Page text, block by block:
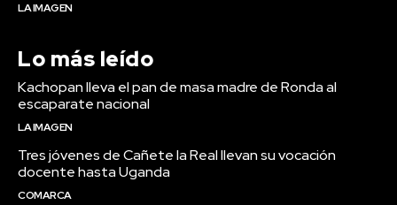
LA IMAGEN
Lo más leído
Kachopan lleva el pan de masa madre de Ronda al
escaparate nacional
LA IMAGEN
Tres jóvenes de Cañete la Real llevan su vocación
docente hasta Uganda
COMARCA